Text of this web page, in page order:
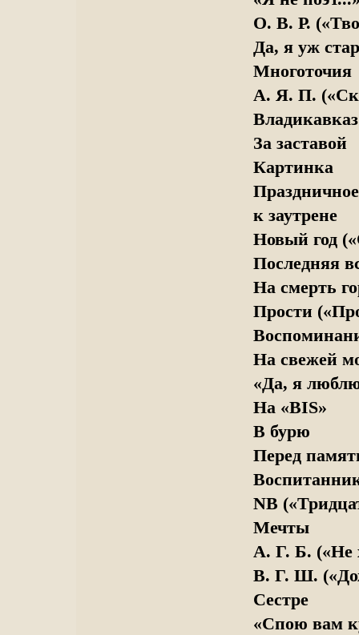
О. В. Р.
Да, я уж
Многоточия
А. Я. П.
За заставой
Картинка
к заутрене
Новый год
Последняя
На смерть
Прости
На свежей
«Да, я
На «BIS»
В бурю
Перед
NB
Мечты
А. Г. Б. («Не
В. Г. Ш.
Сестре
«Спою вам